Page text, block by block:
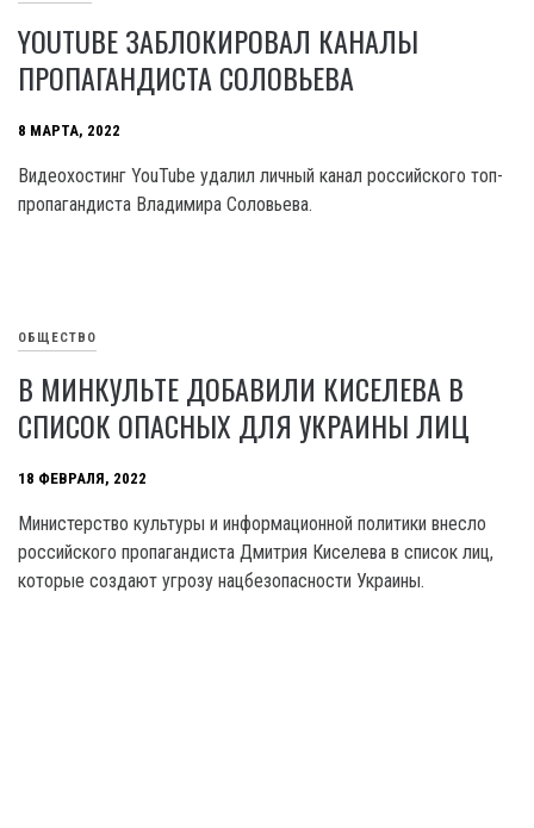
YOUTUBE ЗАБЛОКИРОВАЛ КАНАЛЫ
ПРОПАГАНДИСТА СОЛОВЬЕВА
8 МАРТА, 2022
Видеохостинг YouTube удалил личный канал российского топ-
пропагандиста Владимира Соловьева.
ОБЩЕСТВО
В МИНКУЛЬТЕ ДОБАВИЛИ КИСЕЛЕВА В
СПИСОК ОПАСНЫХ ДЛЯ УКРАИНЫ ЛИЦ
18 ФЕВРАЛЯ, 2022
Министерство культуры и информационной политики внесло
российского пропагандиста Дмитрия Киселева в список лиц,
которые создают угрозу нацбезопасности Украины.